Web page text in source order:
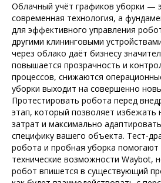
Облачный учёт графиков уборки —
современная технология, а
для эффективного управления
другими клининговыми
через облако даёт бизнесу
повышается прозрачность и
процессов, снижаются
уборки выходит на совершенно
Протестировать робота перед
этап, который позволяет избежать
затрат и максимально
специфику вашего объекта. Тест-
робота и пробная уборка помогают
технические возможности Waybot,
робот впишется в существующий